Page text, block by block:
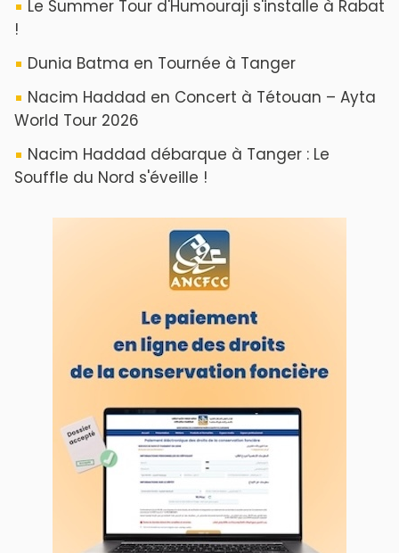
ABOUT US
Proposer votre article
LODJ VIDÉO
L'ODJ LIVE TV
LODJ AUDIO
WEB RADIO R212
Copyright © 2022 Groupe de presse Arrissala
Ce site utilise Google Analytics. En continuant à naviguer, vous nous
autorisez à déposer un cookie à des fins de mesure d'audience
Plan du site| Syndication